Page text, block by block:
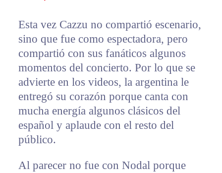
Esta vez Cazzu no compartió escenario,
sino que fue como espectadora, pero
compartió con sus fanáticos algunos
momentos del concierto. Por lo que se
advierte en los videos, la argentina le
entregó su corazón porque canta con
mucha energía algunos clásicos del
español y aplaude con el resto del
público.
Al parecer no fue con Nodal porque